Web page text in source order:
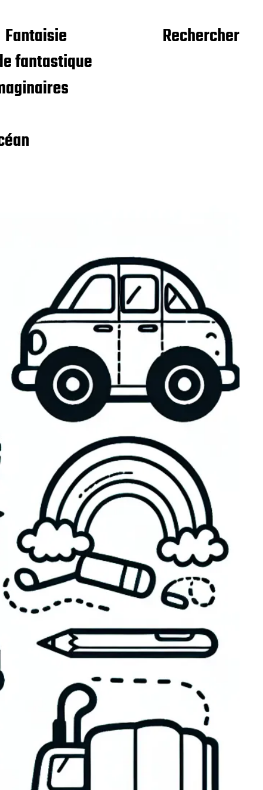
Fantaisie
fantastique
Rechercher